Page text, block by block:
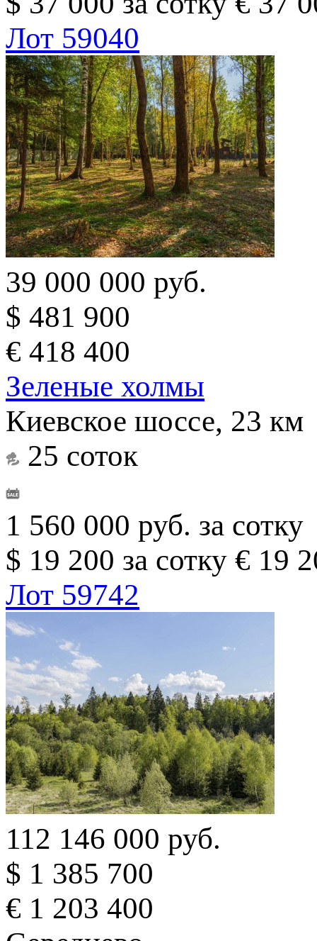
Лот 59040
39 000 000 руб.
$ 481 900
€ 418 400
Зеленые холмы
Киевское шоссе, 23 км
25 соток
1 560 000 руб. за сотку
$ 19 200 за сотку € 19
Лот 59742
112 146 000 руб.
$ 1 385 700
€ 1 203 400